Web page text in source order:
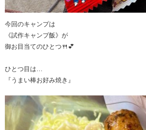
今回のキャンプは
《試作キャンプ飯》が
御お目当てのひとつ🍴💕
ひとつ目は…
『うまい棒お好み焼き』